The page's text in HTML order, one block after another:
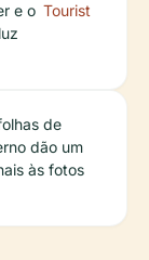
e o Tourist
de
dão um
às fotos